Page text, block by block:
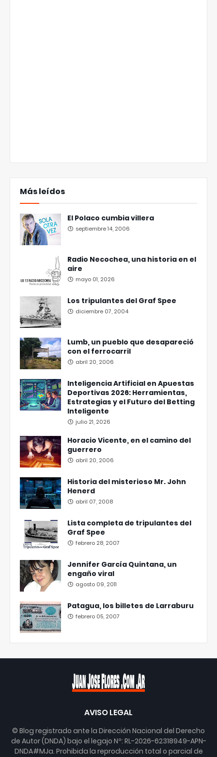
Más leídos
El Polaco cumbia villera
septiembre 14, 2006
Radio Necochea, una historia en el
aire
mayo 01, 2026
Los tripulantes del Graf Spee
diciembre 07, 2004
Lumb, un pueblo que desapareció
con el ferrocarril
abril 20, 2006
Inteligencia Artificial en Apuestas
Deportivas 2026: Herramientas,
Estrategias y el Futuro del Betting
Inteligente
julio 21, 2026
Horacio Vicente, en el camino del
guerrero
abril 20, 2006
Historia del misterioso Mr. John
Henerd
abril 07, 2008
Lista completa de tripulantes del
Graf Spee
febrero 28, 2007
Jennifer García Quintana, un
engaño viral
agosto 09, 2011
Patagua, los billetes de Larraburu
febrero 05, 2007
AVISO LEGAL
© Blog registrado ante la Dirección Nacional del Derecho
de Autor (DNDA) bajo el legajo Nº: RL-2026-62318949-APN-
DNDA#MJa. Prohibida la reproducción total o parcial de